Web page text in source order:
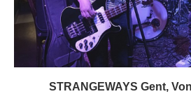
STRANGEWAYS Gent,